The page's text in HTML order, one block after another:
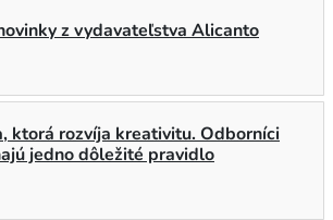
z vydavateľstva Alicanto
ktorá rozvíja kreativitu. Odborníci
jedno dôležité pravidlo